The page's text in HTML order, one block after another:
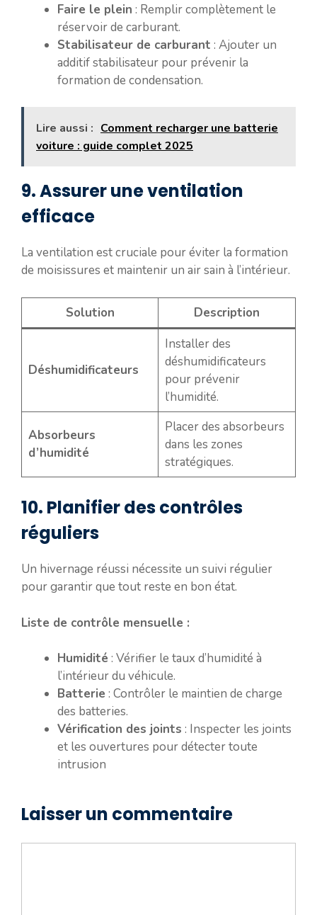
Faire le plein : Remplir complètement le
réservoir de carburant.
Stabilisateur de carburant : Ajouter un
additif stabilisateur pour prévenir la
formation de condensation.
Lire aussi : Comment recharger une batterie
voiture : guide complet 2025
9. Assurer une ventilation
efficace
La ventilation est cruciale pour éviter la formation
de moisissures et maintenir un air sain à l’intérieur.
Solution Description
Déshumidificateurs
Installer des
déshumidificateurs
pour prévenir
l’humidité.
Absorbeurs
d’humidité
Placer des absorbeurs
dans les zones
stratégiques.
10. Planifier des contrôles
réguliers
Un hivernage réussi nécessite un suivi régulier
pour garantir que tout reste en bon état.
Liste de contrôle mensuelle :
Humidité : Vérifier le taux d’humidité à
l’intérieur du véhicule.
Batterie : Contrôler le maintien de charge
des batteries.
Vérification des joints : Inspecter les joints
et les ouvertures pour détecter toute
intrusion
Laisser un commentaire